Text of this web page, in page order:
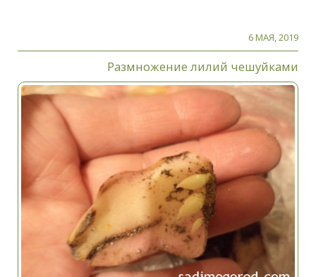
6 МАЯ, 2019
Размножение лилий чешуйками